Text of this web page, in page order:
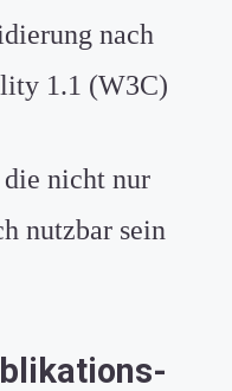
nach
1.1 (W3C)
nicht nur
nutzbar sein